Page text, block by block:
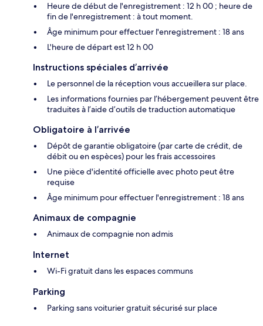
Heure de début de l'enregistrement : 12 h 00 ; heure de
fin de l'enregistrement : à tout moment.
Âge minimum pour effectuer l'enregistrement : 18 ans
L'heure de départ est 12 h 00
Instructions spéciales d’arrivée
Le personnel de la réception vous accueillera sur place.
Les informations fournies par l’hébergement peuvent être
traduites à l’aide d’outils de traduction automatique
Obligatoire à l’arrivée
Dépôt de garantie obligatoire (par carte de crédit, de
débit ou en espèces) pour les frais accessoires
Une pièce d'identité officielle avec photo peut être
requise
Âge minimum pour effectuer l'enregistrement : 18 ans
Animaux de compagnie
Animaux de compagnie non admis
Internet
Wi-Fi gratuit dans les espaces communs
Parking
Parking sans voiturier gratuit sécurisé sur place